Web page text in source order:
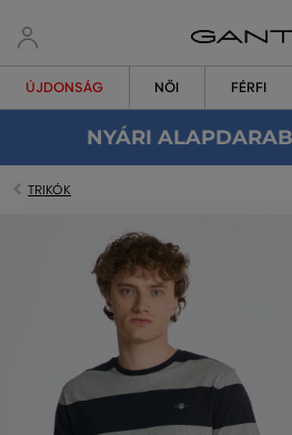
ÚJDONSÁG NŐI FÉRFI
NYÁRI
TRIKÓK